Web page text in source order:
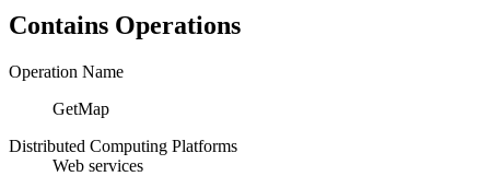
Contains Operations
Operation Name
GetMap
Distributed Computing Platforms
Web services